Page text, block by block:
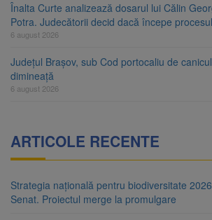
Înalta Curte analizează dosarul lui Călin
Potra. Judecătorii decid dacă începe procesul
6 august 2026
Județul Brașov, sub Cod portocaliu de
dimineață
6 august 2026
ARTICOLE RECENTE
Strategia națională pentru biodiversitate
Senat. Proiectul merge la promulgare